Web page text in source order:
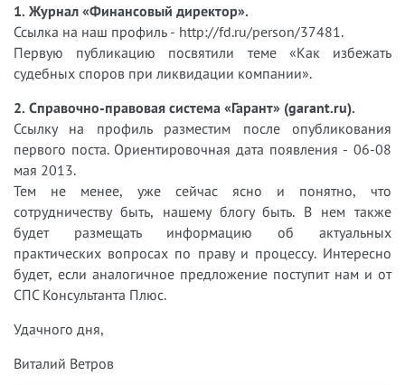
1. Журнал «Финансовый директор».
Ссылка на наш профиль - http://fd.ru/person/37481.
Первую публикацию посвятили теме «Как избежать
судебных споров при ликвидации компании».
2. Справочно-правовая система «Гарант» (garant.ru).
Ссылку на профиль разместим после опубликования
первого поста. Ориентировочная дата появления - 06-08
мая 2013.
Тем не менее, уже сейчас ясно и понятно, что
сотрудничеству быть, нашему блогу быть. В нем также
будет размещать информацию об актуальных
практических вопросах по праву и процессу. Интересно
будет, если аналогичное предложение поступит нам и от
СПС Консультанта Плюс.
Удачного дня,
Виталий Ветров